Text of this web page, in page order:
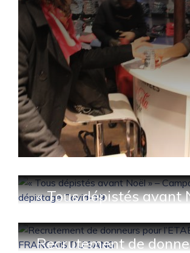
« Tous dépistés avant
Covid-19
Recrutement de